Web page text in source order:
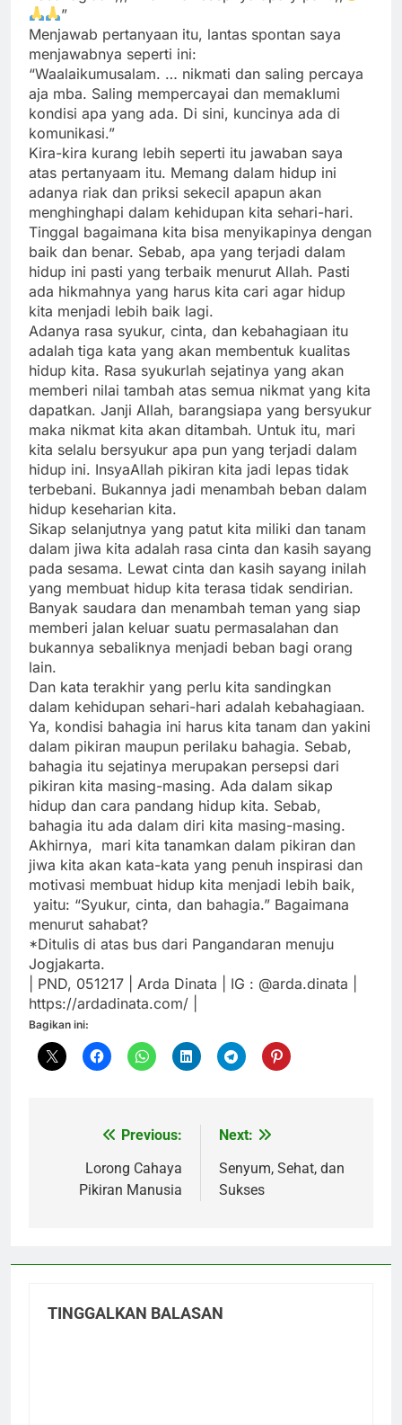
”
Menjawab pertanyaan itu, lantas spontan saya
menjawabnya seperti ini:
“Waalaikumusalam. … nikmati dan saling percaya
aja mba. Saling mempercayai dan memaklumi
kondisi apa yang ada. Di sini, kuncinya ada di
komunikasi.”
Kira-kira kurang lebih seperti itu jawaban saya
atas pertanyaam itu. Memang dalam hidup ini
adanya riak dan priksi sekecil apapun akan
menghinghapi dalam kehidupan kita sehari-hari.
Tinggal bagaimana kita bisa menyikapinya dengan
baik dan benar. Sebab, apa yang terjadi dalam
hidup ini pasti yang terbaik menurut Allah. Pasti
ada hikmahnya yang harus kita cari agar hidup
kita menjadi lebih baik lagi.
Adanya rasa syukur, cinta, dan kebahagiaan itu
adalah tiga kata yang akan membentuk kualitas
hidup kita. Rasa syukurlah sejatinya yang akan
memberi nilai tambah atas semua nikmat yang kita
dapatkan. Janji Allah, barangsiapa yang bersyukur
maka nikmat kita akan ditambah. Untuk itu, mari
kita selalu bersyukur apa pun yang terjadi dalam
hidup ini. InsyaAllah pikiran kita jadi lepas tidak
terbebani. Bukannya jadi menambah beban dalam
hidup keseharian kita.
Sikap selanjutnya yang patut kita miliki dan tanam
dalam jiwa kita adalah rasa cinta dan kasih sayang
pada sesama. Lewat cinta dan kasih sayang inilah
yang membuat hidup kita terasa tidak sendirian.
Banyak saudara dan menambah teman yang siap
memberi jalan keluar suatu permasalahan dan
bukannya sebaliknya menjadi beban bagi orang
lain.
Dan kata terakhir yang perlu kita sandingkan
dalam kehidupan sehari-hari adalah kebahagiaan.
Ya, kondisi bahagia ini harus kita tanam dan yakini
dalam pikiran maupun perilaku bahagia. Sebab,
bahagia itu sejatinya merupakan persepsi dari
pikiran kita masing-masing. Ada dalam sikap
hidup dan cara pandang hidup kita. Sebab,
bahagia itu ada dalam diri kita masing-masing.
Akhirnya, mari kita tanamkan dalam pikiran dan
jiwa kita akan kata-kata yang penuh inspirasi dan
motivasi membuat hidup kita menjadi lebih baik,
yaitu: “Syukur, cinta, dan bahagia.” Bagaimana
menurut sahabat?
*Ditulis di atas bus dari Pangandaran menuju
Jogjakarta.
| PND, 051217 | Arda Dinata | IG : @arda.dinata |
https://ardadinata.com/ |
Bagikan ini:
NavigasiPrevious:
Lorong Cahaya
Pikiran Manusia
Next:
Senyum, Sehat, dan
Sukses
TINGGALKAN BALASAN